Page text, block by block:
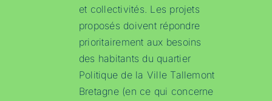
et collectivités. Les projets
proposés doivent répondre
prioritairement aux besoins
des habitants du quartier
Politique de la Ville Tallemont
Bretagne (en ce qui concerne